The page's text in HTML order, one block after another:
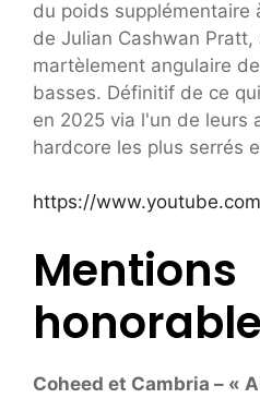
du poids supplémentaire
de Julian Cashwan Pratt,
martèlement angulaire
basses. Définitif de ce
en 2025 via l'un de leurs
hardcore les plus serrés
https://
Mentions
Coheed et Cambria – «